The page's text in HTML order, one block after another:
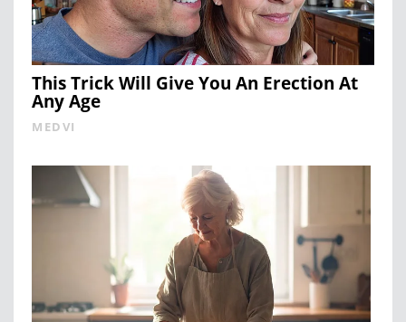
This Trick Will Give You An Erection At
Any Age
MEDVI